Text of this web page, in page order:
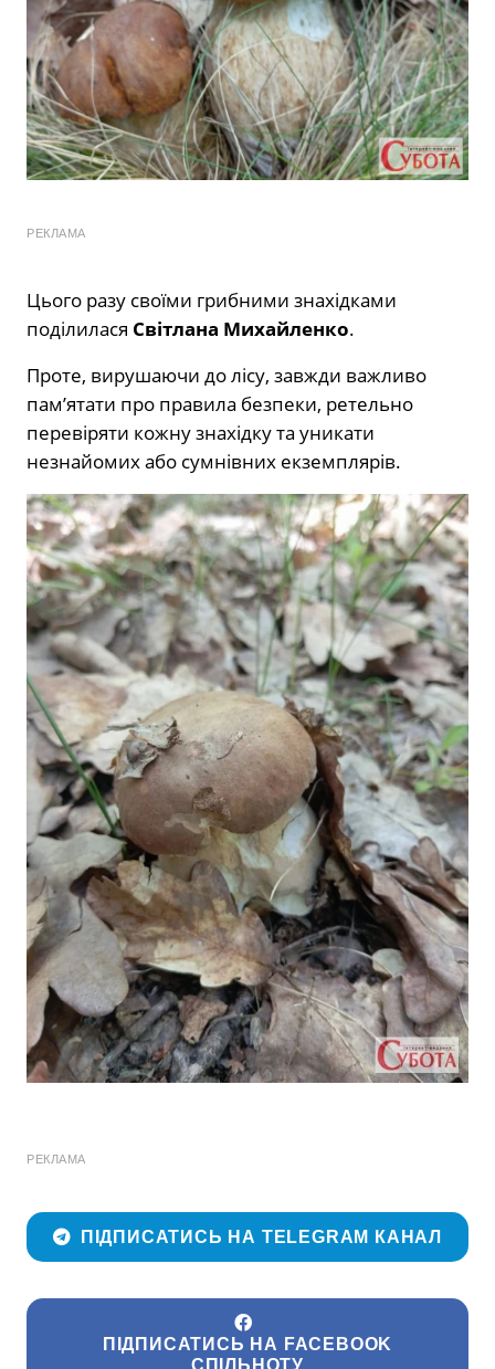
РЕКЛАМА
Цього разу своїми грибними знахідками
поділилася Світлана Михайленко.
Проте, вирушаючи до лісу, завжди важливо
пам’ятати про правила безпеки, ретельно
перевіряти кожну знахідку та уникати
незнайомих або сумнівних екземплярів.
РЕКЛАМА
ПІДПИСАТИСЬ НА TELEGRAM КАНАЛ
ПІДПИСАТИСЬ НА FACEBOOK